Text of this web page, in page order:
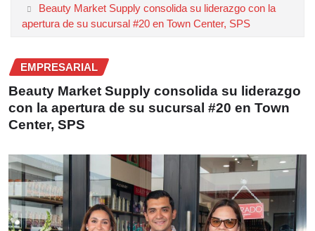
Beauty Market Supply consolida su liderazgo con la
apertura de su sucursal #20 en Town Center, SPS
EMPRESARIAL
Beauty Market Supply consolida su liderazgo
con la apertura de su sucursal #20 en Town
Center, SPS